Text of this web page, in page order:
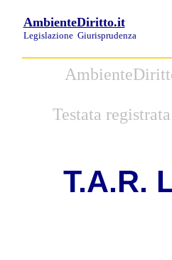
AmbienteDiritto.it
Legislazione Giurisprudenza
Testata
T.A.R.